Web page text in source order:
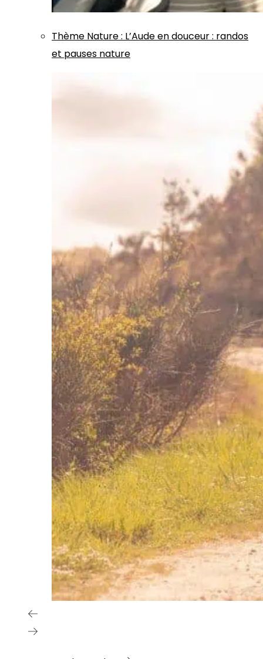
Thème Nature: L’Aude en douceur : randos
et pauses nature